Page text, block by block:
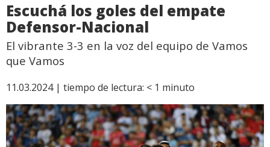
Escuchá los goles del empate
Defensor-Nacional
El vibrante 3-3 en la voz del equipo de Vamos
que Vamos
11.03.2024 | tiempo de lectura: < 1 minuto